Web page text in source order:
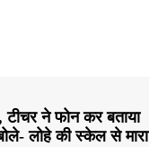
टीचर ने फोन कर बताया
लोहे की स्केल से मारा